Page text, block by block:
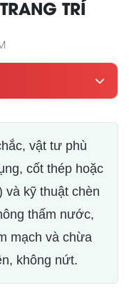
TRÍ
vật tư phù
cốt thép hoặc
và kỹ thuật chèn
thấm nước,
mạch và chừa
không nứt.